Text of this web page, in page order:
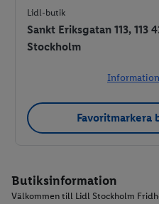
Lidl-butik
Sankt Eriksgatan 113, 113
Stockholm
Favoritmarkera
Butiksinformation
Välkommen till Lidl Stockholm